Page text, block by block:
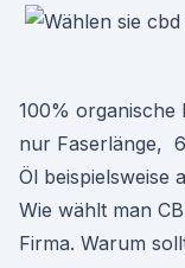
100% organische
nur Faserlänge,
Öl beispielsweise
Wie wählt man
Firma. Warum